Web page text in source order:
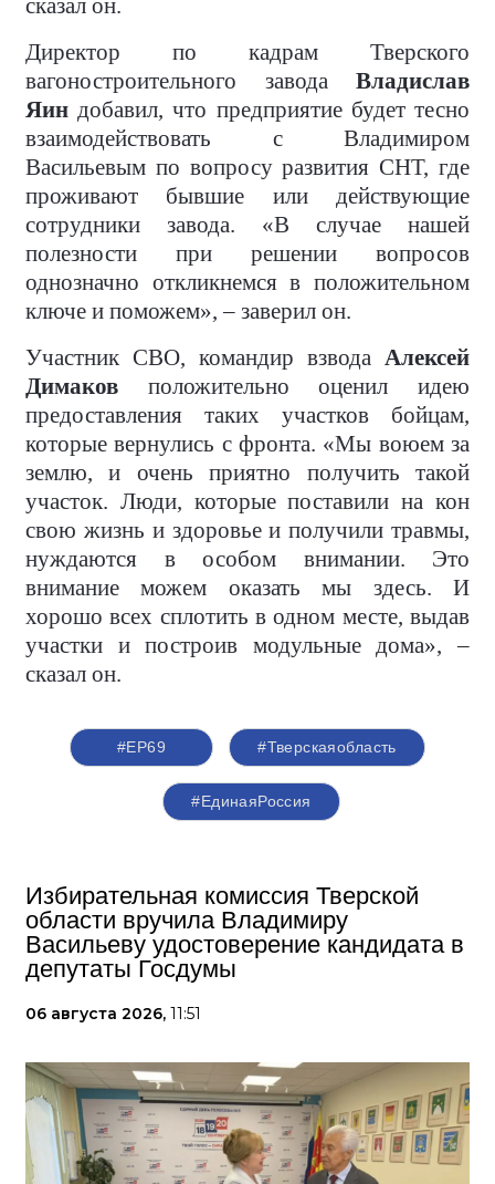
Директор по кадрам Тверского
вагоностроительного завода Владислав
Яин добавил, что предприятие будет тесно
взаимодействовать с Владимиром
Васильевым по вопросу развития СНТ, где
проживают бывшие или действующие
сотрудники завода. «В случае нашей
полезности при решении вопросов
однозначно откликнемся в положительном
ключе и поможем», – заверил он.
Участник СВО, командир взвода Алексей
Димаков положительно оценил идею
предоставления таких участков бойцам,
которые вернулись с фронта. «Мы воюем за
землю, и очень приятно получить такой
участок. Люди, которые поставили на кон
свою жизнь и здоровье и получили травмы,
нуждаются в особом внимании. Это
внимание можем оказать мы здесь. И
хорошо всех сплотить в одном месте, выдав
участки и построив модульные дома», –
сказал он.
#ЕР69 #Тверскаяобласть
#ЕдинаяРоссия
Избирательная комиссия Тверской
области вручила Владимиру
Васильеву удостоверение кандидата в
депутаты Госдумы
06 августа 2026, 11:51